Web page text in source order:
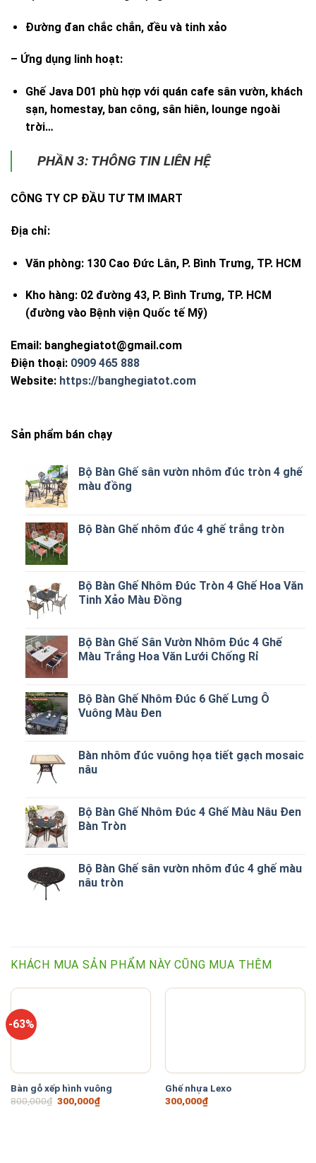
Đường đan chắc chắn, đều và tinh xảo
– Ứng dụng linh hoạt:
Ghế Java D01 phù hợp với quán cafe sân vườn, khách
sạn, homestay, ban công, sân hiên, lounge ngoài
trời…
PHẦN 3: THÔNG TIN LIÊN HỆ
CÔNG TY CP ĐẦU TƯ TM IMART
Địa chỉ:
Văn phòng:130 Cao Đức Lân, P. Bình Trưng, TP. HCM
Kho hàng:02 đường 43, P. Bình Trưng, TP. HCM
(đường vào Bệnh viện Quốc tế Mỹ)
Email: banghegiatot@gmail.com
Điện thoại: 0909 465 888
Website: https://banghegiatot.com
Sản phẩm bán chạy
Bộ Bàn Ghế sân vườn nhôm đúc tròn 4 ghế
màu đồng
Bộ Bàn Ghế nhôm đúc 4 ghế trắng tròn
Bộ Bàn Ghế Nhôm Đúc Tròn 4 Ghế Hoa Văn
Tinh Xảo Màu Đồng
Bộ Bàn Ghế Sân Vườn Nhôm Đúc 4 Ghế
Màu Trắng Hoa Văn Lưới Chống Rỉ
Bộ Bàn Ghế Nhôm Đúc 6 Ghế Lưng Ô
Vuông Màu Đen
Bàn nhôm đúc vuông họa tiết gạch mosaic
nâu
Bộ Bàn Ghế Nhôm Đúc 4 Ghế Màu Nâu Đen
Bàn Tròn
Bộ Bàn Ghế sân vườn nhôm đúc 4 ghế màu
nâu tròn
KHÁCH MUA SẢN PHẨM NÀY CŨNG MUA THÊM
-63%
Bàn gỗ xếp hình vuông
800,000₫ Giá
gốc
300,000₫Giá
hiện
Ghế nhựa Lexo
300,000₫